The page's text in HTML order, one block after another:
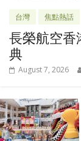
台灣 焦點熱話
長榮航空香
典
August 7, 2026